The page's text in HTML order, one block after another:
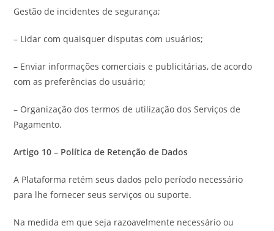
Gestão de incidentes de segurança;
– Lidar com quaisquer disputas com usuários;
– Enviar informações comerciais e publicitárias, de acordo
com as preferências do usuário;
– Organização dos termos de utilização dos Serviços de
Pagamento.
Artigo 10 – Política de Retenção de Dados
A Plataforma retém seus dados pelo período necessário
para lhe fornecer seus serviços ou suporte.
Na medida em que seja razoavelmente necessário ou